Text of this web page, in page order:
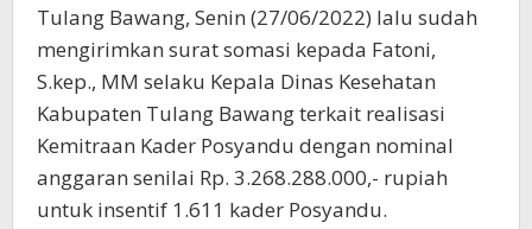
Tulang Bawang, Senin (27/06/2022) lalu sudah
mengirimkan surat somasi kepada Fatoni,
S.kep., MM selaku Kepala Dinas Kesehatan
Kabupaten Tulang Bawang terkait realisasi
Kemitraan Kader Posyandu dengan nominal
anggaran senilai Rp. 3.268.288.000,- rupiah
untuk insentif 1.611 kader Posyandu.